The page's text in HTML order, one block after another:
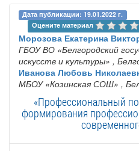
Дата публикации: 19.01.2022 г.
Оцените материал
Морозова Екатерина
ГБОУ ВО «Белгородский
искусств и культуры» ,
Иванова Любовь
МБОУ «Козинская СОШ» ,
«Профессиональный
формирования